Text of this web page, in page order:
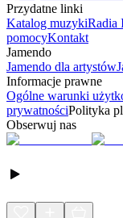
Przydatne linki
Katalog muzykiRadia
pomocyKontakt
Jamendo
Jamendo dla artystów
Informacje prawne
Ogólne warunki
prywatnościPolityka
Obserwuj nas